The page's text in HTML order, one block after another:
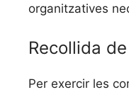
organitzatives
Recollida
Per exercir les